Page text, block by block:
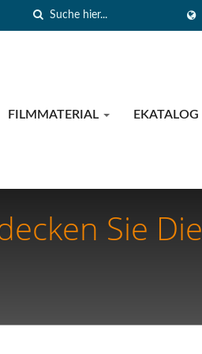
FILMMATERIAL EKATALOG
Sie Die
Für Ihre